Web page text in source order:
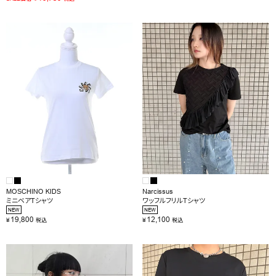
MOSCHINO KIDS
ミニベアTシャツ
NEW
¥19,800 税込
Narcissus
ワッフルフリルTシャツ
NEW
¥12,100 税込